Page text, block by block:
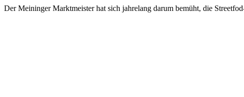
Der Meininger Marktmeister hat sich jahrelang darum bemüht, die